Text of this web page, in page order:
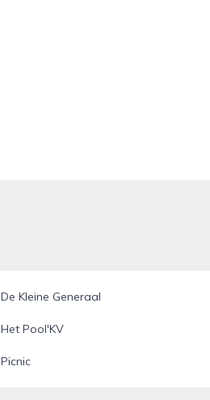
De Kleine Generaal
Het Pool'KV
Picnic